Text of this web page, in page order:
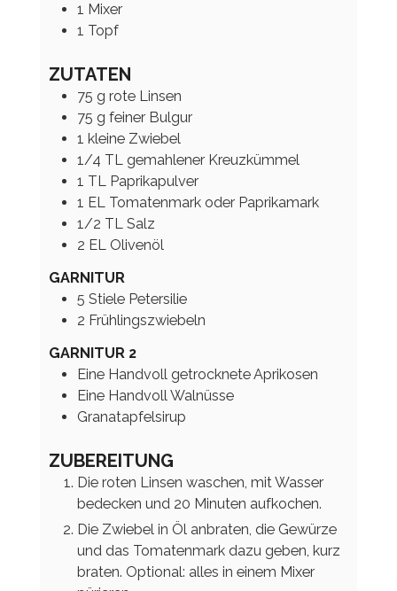
1 Mixer
1 Topf
ZUTATEN
75 g rote Linsen
75 g feiner Bulgur
1 kleine Zwiebel
1/4 TL gemahlener Kreuzkümmel
1 TL Paprikapulver
1 EL Tomatenmark oder Paprikamark
1/2 TL Salz
2 EL Olivenöl
GARNITUR
5 Stiele Petersilie
2 Frühlingszwiebeln
GARNITUR 2
Eine Handvoll getrocknete Aprikosen
Eine HandvollWalnüsse
Granatapfelsirup
ZUBEREITUNG
Die roten Linsen waschen, mit Wasser
bedecken und 20 Minuten aufkochen.
Die Zwiebel in Öl anbraten, die Gewürze
und das Tomatenmark dazu geben, kurz
braten. Optional: alles in einem Mixer